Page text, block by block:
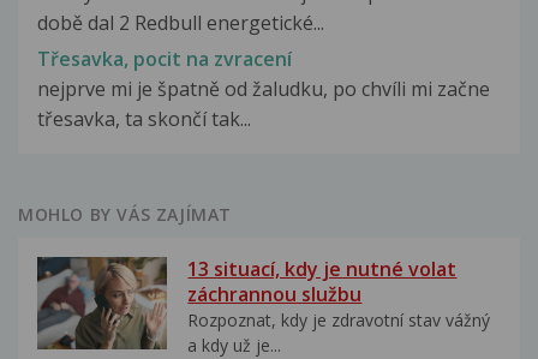
době dal 2 Redbull energetické...
Třesavka, pocit na zvracení
nejprve mi je špatně od žaludku, po chvíli mi začne
třesavka, ta skončí tak...
MOHLO BY VÁS ZAJÍMAT
13 situací, kdy je nutné volat
záchrannou službu
Rozpoznat, kdy je zdravotní stav vážný
a kdy už je...